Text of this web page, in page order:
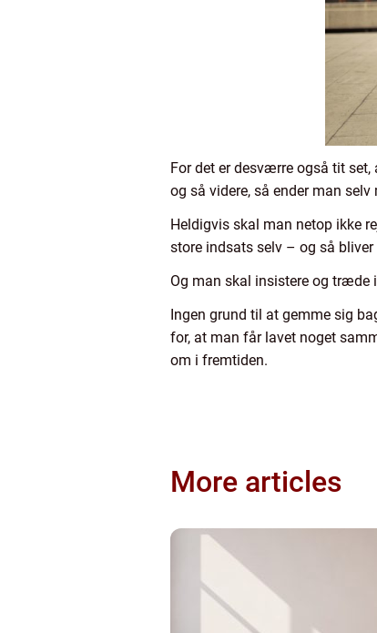
For det er desværre også tit set,
og så videre, så ender man
Heldigvis skal man netop ikke
store indsats selv – og så
Og man skal insistere og træde
Ingen grund til at gemme sig
for, at man får lavet noget
om i fremtiden.
More articles